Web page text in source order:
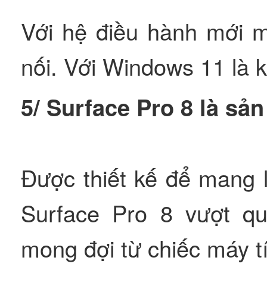
Với hệ điều hành mới
nối. Với Windows 11 là
5/ Surface Pro 8 là
Được thiết kế để mang
Surface Pro 8 vượt
mong đợi từ chiếc máy